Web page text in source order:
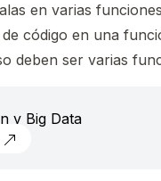
en varias
código en una
deben ser varias
y Big Data